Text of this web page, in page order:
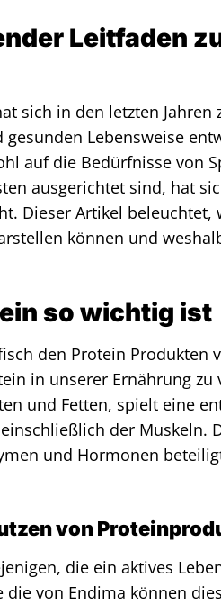
Leitfaden
sich in den letzten
gesunden Lebensweise
auf die Bedürfnisse von
ausgerichtet sind, hat
Dieser Artikel
können und
so wichtig ist
den Protein Produkten
in unserer Ernährung
und Fetten, spielt eine
der Muskeln.
und Hormonen
von
die ein aktives
von Endima können